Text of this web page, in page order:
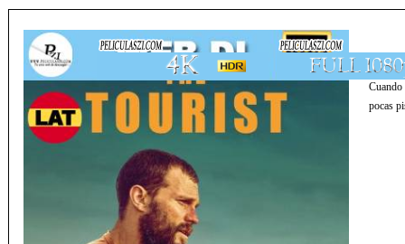
Cuando
pocas